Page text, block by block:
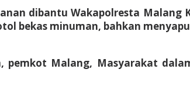
dibantu Wakapolresta Malang
bekas minuman, bahkan
Malang, Masyarakat